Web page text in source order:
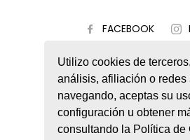
FACEBOOK
Utilizo cookies de
análisis, afiliación o
navegando, aceptas su
configuración u obtener
consultando la Política